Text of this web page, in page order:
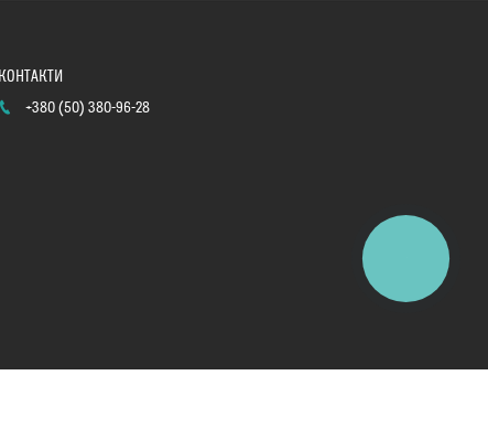
+380 (50) 380-96-28